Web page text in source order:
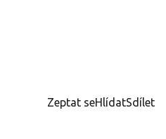
Zeptat seHlídatSdílet